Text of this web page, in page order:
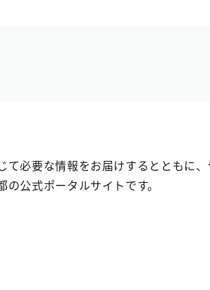
必要な情報をお届けするとともに
公式ポータルサイトです。